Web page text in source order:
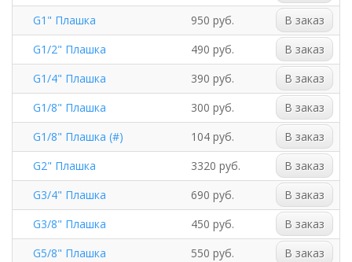
G1" Плашка
950 руб.
В заказ
G1/2" Плашка
490 руб.
В заказ
G1/4" Плашка
390 руб.
В заказ
G1/8" Плашка
300 руб.
В заказ
G1/8" Плашка (#)
104 руб.
В заказ
G2" Плашка
3320 руб.
В заказ
G3/4" Плашка
690 руб.
В заказ
G3/8" Плашка
450 руб.
В заказ
G5/8" Плашка
550 руб.
В заказ